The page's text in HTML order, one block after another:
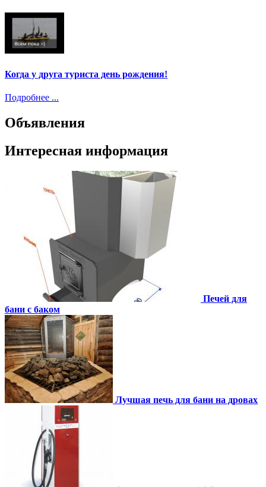
Когда у друга туриста день рождения!
Подробнее ...
Объявления
Интересная информация
Печей для
бани с баком
Лучшая печь для бани на дровах